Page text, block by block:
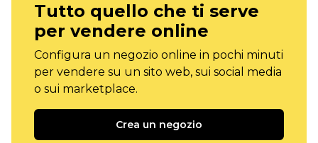
Tutto quello che ti serve
per vendere online
Configura un negozio online in pochi minuti
per vendere su un sito web, sui social media
o sui marketplace.
Crea un negozio